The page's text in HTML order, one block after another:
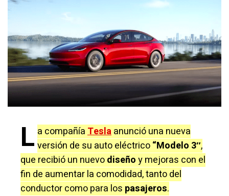
L a compañíaTeslaanunció una nueva
versión de su auto eléctrico“Modelo 3″,
que recibió un nuevodiseñoy mejoras con el
fin de aumentar la comodidad, tanto del
conductor como para los pasajeros.